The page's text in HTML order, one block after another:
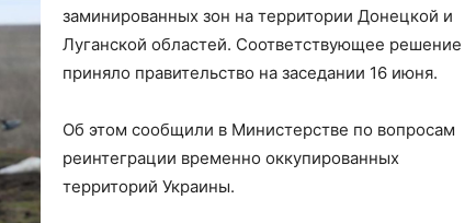
заминированных зон на территории Донецкой и
Луганской областей. Соответствующее решение
приняло правительство на заседании 16 июня.
Об этом сообщили в Министерстве по вопросам
реинтеграции временно оккупированных
территорий Украины.